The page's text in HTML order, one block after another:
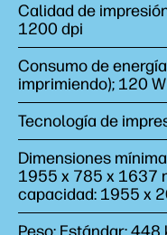
Calidad de
1200 dpi
Consumo de
imprimiendo); 120
Tecnología de
Dimensiones
1955 x 785 x 1637
capacidad: 1955 x